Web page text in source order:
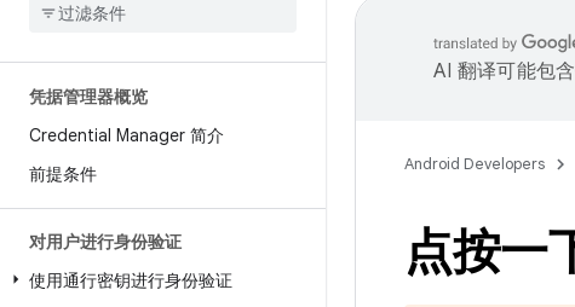
凭据管理器概览
Credential Manager 简介
前提条件
对用户进行身份验证
使用通行密钥进行身份验证
AI 翻译可能包含
Android Developers
点按一